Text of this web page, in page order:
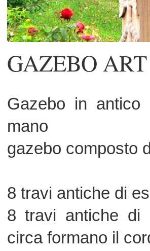
gazebo composto dal
8 travi antiche di
8 travi antiche di
8 travi 30x35 circa
5 travi 40x45 circa di
incroci a balaustra
rovere-castagno-
su' 'incroci
39 chiodi di legno
virgole incroci ai fini